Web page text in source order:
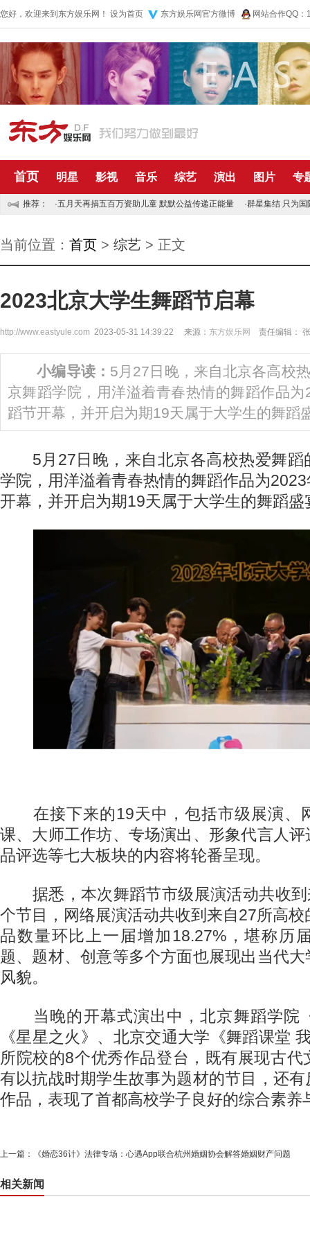
您好，欢迎来到东方娱乐网！ 设为首页 东方娱乐网官方微博 网站合作QQ
首页 明星 影视 音乐 综艺 演出 图片 专
推荐： ·五月天再捐五百万资助儿童 默默公益传递正能量 ·群星集结 只为国
当前位置： 首页 > 综艺 > 正文
2023北京大学生舞蹈节启幕
http://www.eastyule.com 2023-05-31 14:39:22 来源： 东方娱乐网 责任编辑：
小编导读： 5月27日晚，来自北京各高校
京舞蹈学院，用洋溢着青春热情的舞蹈作品
蹈节开幕，并开启为期19天属于大学生的舞蹈
5月27日晚，来自北京各高校热爱舞蹈
学院，用洋溢着青春热情的舞蹈作品为
开幕，并开启为期19天属于大学生的舞蹈盛
在接下来的19天中，包括市级展演、
课、大师工作坊、专场演出、形象代言人
品评选等七大板块的内容将轮番呈现。
据悉，本次舞蹈节市级展演活动共收到
个节目，网络展演活动共收到来自27所高
品数量环比上一届增加18.27%，堪称历
题、题材、创意等多个方面也展现出当代
风貌。
当晚的开幕式演出中，北京舞蹈学院
《星星之火》、北京交通大学《舞蹈课堂
所院校的8个优秀作品登台，既有展现古代
有以抗战时期学生故事为题材的节目，还
作品，表现了首都高校学子良好的综合素养
上一篇： 《婚恋36计》法律专场：心遇App联合杭州婚姻协会解答婚姻财产问题
相关新闻